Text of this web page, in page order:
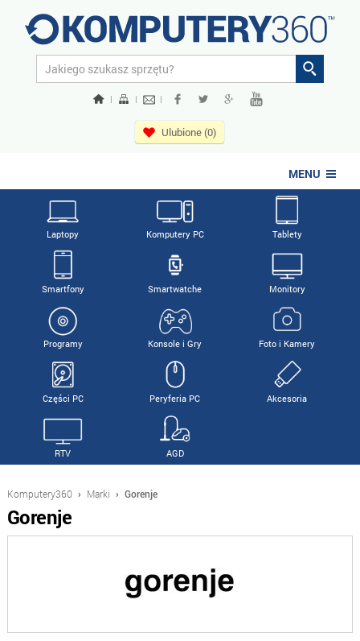
| | |
Ulubione (0)
MENU
Laptopy Komputery PC Tablety
Smartfony Smartwatche Monitory
Programy Konsole i Gry Foto i Kamery
Części PC Peryferia PC Akcesoria
RTV AGD
Komputery360 › Marki › Gorenje
Gorenje